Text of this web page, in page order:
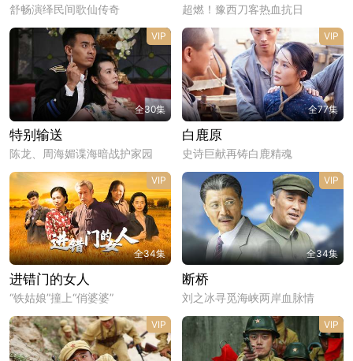
舒畅演绎民间歌仙传奇 超燃！豫西刀客热血抗日
全30集
VIP
特别输送
陈龙、周海媚谍海暗战护家园
全77集
VIP
白鹿原
史诗巨献再铸白鹿精魂
全34集
VIP
进错门的女人
“铁姑娘”撞上“俏婆婆”
全34集
VIP
断桥
刘之冰寻觅海峡两岸血脉情
VIP VIP